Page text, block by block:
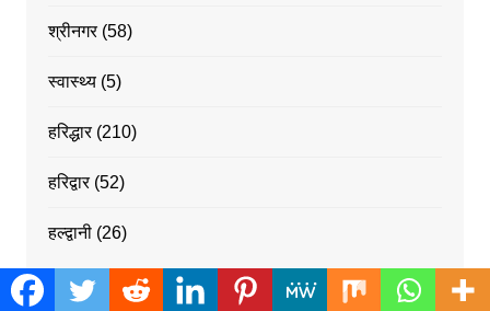
श्रीनगर(58)
स्वास्थ्य(5)
हरिद्धार(210)
हरिद्वार(52)
हल्द्वानी(26)